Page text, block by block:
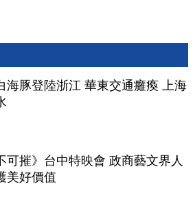
海豚登陸浙江 華東交通癱瘓 上海
可摧》台中特映會 政商藝文界人
美好價值